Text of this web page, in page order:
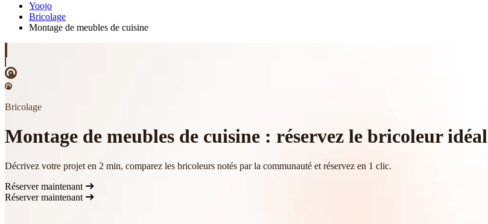
Yoojo
Bricolage
Montage de meubles de cuisine
Bricolage
Montage de meubles de cuisine : réservez le bricoleur idéal
Décrivez votre projet en 2 min, comparez les bricoleurs notés par la communauté et réservez en 1 clic.
Réserver maintenant
Réserver maintenant